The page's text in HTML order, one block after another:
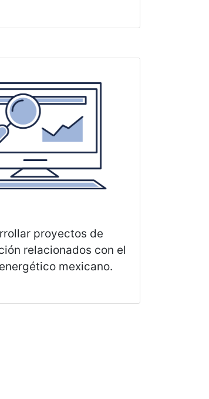
proyectos de
relacionados con el